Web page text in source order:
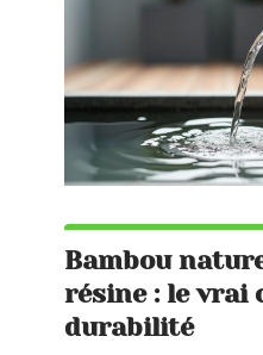
Bambou
résine : le vrai
durabilité